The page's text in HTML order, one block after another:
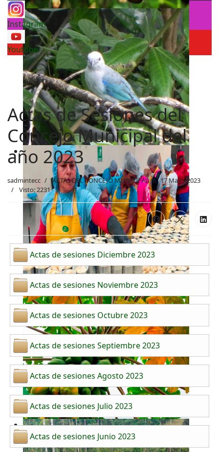
Instagram
Youtube
Actas de Sesiones del
Concejo Municipal del
año 2023
sadmintecc ACTAS DEL CONCEJO MUNICIPAL
17 Mayo 2023
Visto: 2231
Actas de sesiones Diciembre 2023
Actas de sesiones Noviembre 2023
Actas de sesiones Octubre 2023
Actas de sesiones Septiembre 2023
Actas de sesiones Agosto 2023
Actas de sesiones Julio 2023
Actas de sesiones Junio 2023